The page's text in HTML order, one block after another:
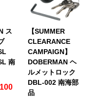
ス
南
【SUMMER
CLEARANCE
CAMPAIGN】
DOBERMAN ヘ
ルメットロック
DBL-002 南海部
品